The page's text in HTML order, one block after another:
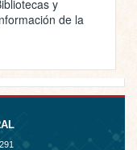
y
de la